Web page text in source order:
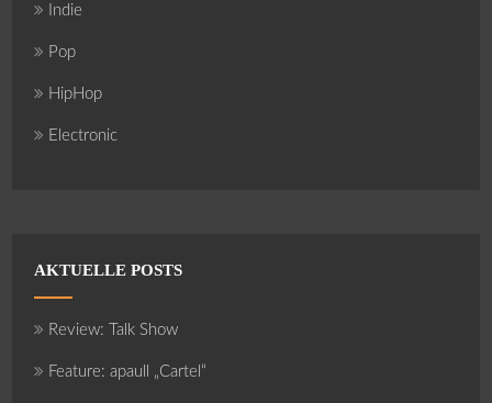
Indie
Pop
HipHop
Electronic
AKTUELLE POSTS
Review: Talk Show
Feature: apaull „Cartel“